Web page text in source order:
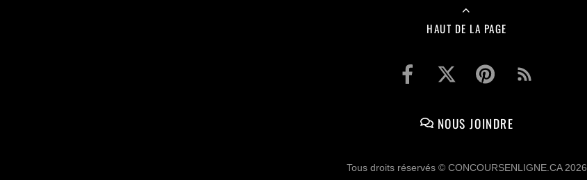
HAUT DE LA PAGE
NOUS JOINDRE
Tous droits réservés © CONCOURSENLIGNE.CA 2026